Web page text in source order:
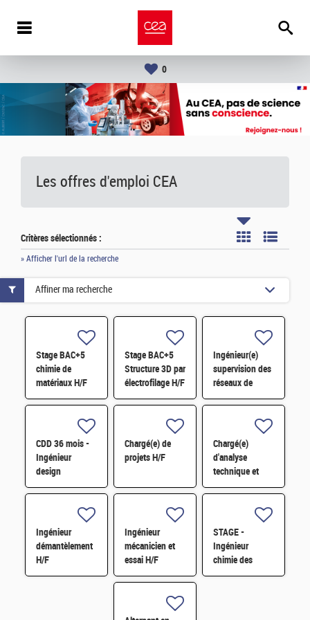
0
Les offres d'emploi CEA
Critères sélectionnés :
» Afficher l'url de la recherche
Stage BAC+5
chimie de
matériaux H/F
Stage BAC+5
Structure 3D par
électrofilage H/F
Ingénieur(e)
supervision des
réseaux de
surveillance H/F
CDD 36 mois -
Ingénieur
design
photonique
Chargé(e) de
projets H/F
Chargé(e)
d'analyse
technique et
financière des
maintenance
électromécanique
H/F
Ingénieur
démantèlement
H/F
Ingénieur
mécanicien et
essai H/F
STAGE -
Ingénieur
chimie des
matériaux -
Affiner ma recherche